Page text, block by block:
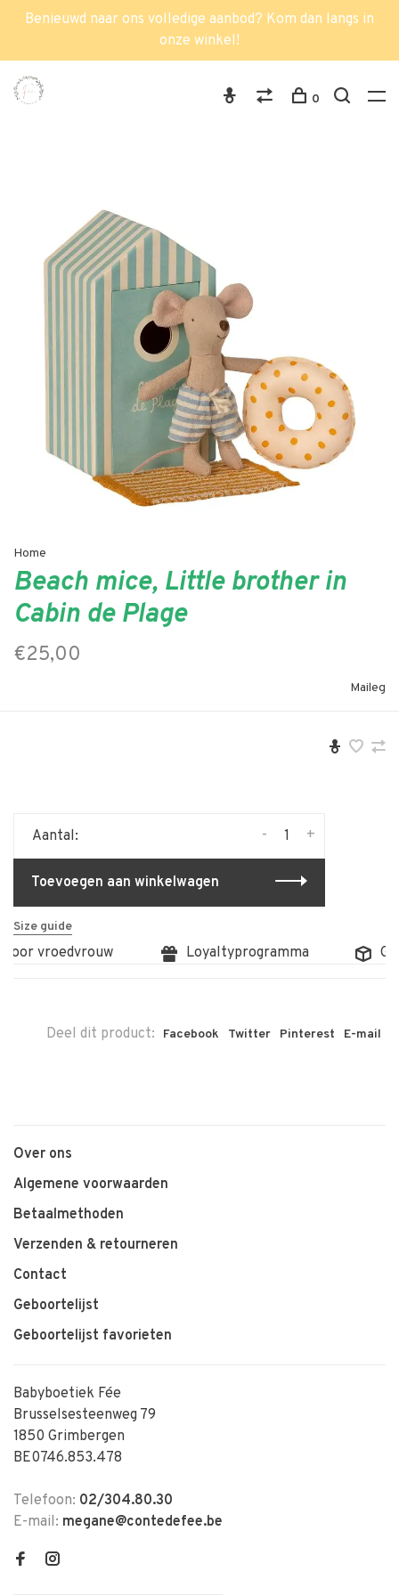
Benieuwd naar ons volledige aanbod? Kom dan langs in
onze winkel!
0
Home
Beach mice, Little brother in
Cabin de Plage
€25,00
Maileg
Aantal: +
-
Toevoegen aan winkelwagen
Size guide
vroedvrouw Loyaltyprogramma
Deel dit product: Facebook Twitter Pinterest E-mail
Over ons
Algemene voorwaarden
Betaalmethoden
Verzenden & retourneren
Contact
Geboortelijst
Geboortelijst favorieten
Babyboetiek Fée
Brusselsesteenweg 79
1850 Grimbergen
BE0746.853.478
Telefoon: 02/304.80.30
E-mail: megane@contedefee.be